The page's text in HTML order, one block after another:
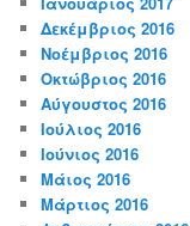
Δεκέμβριος 2016
Νοέμβριος 2016
Οκτώβριος 2016
Αύγουστος 2016
Ιούλιος 2016
Ιούνιος 2016
Μάιος 2016
Μάρτιος 2016